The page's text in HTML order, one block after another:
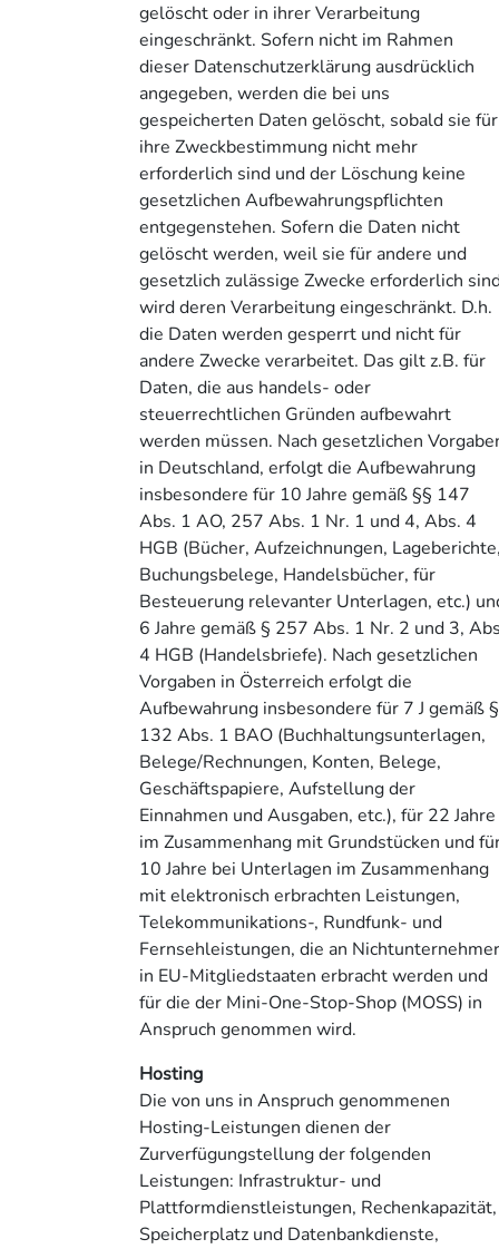
gelöscht oder in ihrer Verarbeitung
eingeschränkt. Sofern nicht im Rahmen
dieser Datenschutzerklärung ausdrücklich
angegeben, werden die bei uns
gespeicherten Daten gelöscht, sobald sie für
ihre Zweckbestimmung nicht mehr
erforderlich sind und der Löschung keine
gesetzlichen Aufbewahrungspflichten
entgegenstehen. Sofern die Daten nicht
gelöscht werden, weil sie für andere und
gesetzlich zulässige Zwecke erforderlich
wird deren Verarbeitung eingeschränkt. D.h.
die Daten werden gesperrt und nicht für
andere Zwecke verarbeitet. Das gilt z.B. für
Daten, die aus handels- oder
steuerrechtlichen Gründen aufbewahrt
werden müssen. Nach gesetzlichen
in Deutschland, erfolgt die Aufbewahrung
insbesondere für 10 Jahre gemäß §§ 147
Abs. 1 AO, 257 Abs. 1 Nr. 1 und 4, Abs. 4
HGB (Bücher, Aufzeichnungen,
Buchungsbelege, Handelsbücher, für
Besteuerung relevanter Unterlagen, etc.)
6 Jahre gemäß § 257 Abs. 1 Nr. 2 und 3,
4 HGB (Handelsbriefe). Nach gesetzlichen
Vorgaben in Österreich erfolgt die
Aufbewahrung insbesondere für 7 J gemäß §
132 Abs. 1 BAO (Buchhaltungsunterlagen,
Belege/Rechnungen, Konten, Belege,
Geschäftspapiere, Aufstellung der
Einnahmen und Ausgaben, etc.), für 22 Jahre
im Zusammenhang mit Grundstücken und
10 Jahre bei Unterlagen im Zusammenhang
mit elektronisch erbrachten Leistungen,
Telekommunikations-, Rundfunk- und
Fernsehleistungen, die an
in EU-Mitgliedstaaten erbracht werden und
für die der Mini-One-Stop-Shop (MOSS) in
Anspruch genommen wird.
Hosting
Die von uns in Anspruch genommenen
Hosting-Leistungen dienen der
Zurverfügungstellung der folgenden
Leistungen: Infrastruktur- und
Plattformdienstleistungen, Rechenkapazität,
Speicherplatz und Datenbankdienste,